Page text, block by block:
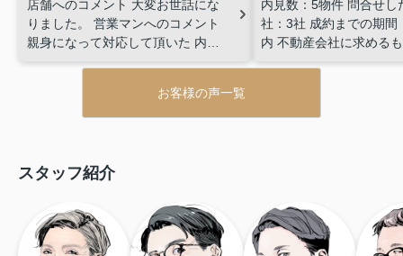
店舗へのコメント 大変お世話にな
りました。
営業マンへのコメント
親身になって対応して頂いた 内見
動産会社に求めるもの： 会社の知
名度・ブランド、 地域密着性、 購
人柄・誠実さ、 仕事の正確さ・丁
内見数：5物件 問合せし
社：3社 成約までの期間
内 不動産会社に求める
さ、 提案力
お客様の声一覧
スタッフ紹介